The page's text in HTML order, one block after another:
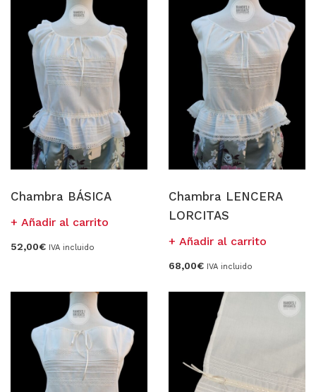
MERCERIA MARI
Blusones falleros
CONFECCIÓN PROPIA
Delantales chocolateros
Conjuntos Batista
OUTLET FALLERA
¡No te pierdas nuestras ofertas!
Chambra BÁSICA
Añadir al carrito
52,00€ IVA incluido
Chambra LENCERA
LORCITAS
Añadir al carrito
68,00€ IVA incluido